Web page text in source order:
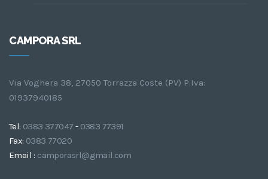
CAMPORA SRL
Via Voghera 38, 27050 Torrazza Coste (PV) P.Iva:
01937940185
Tel: 0383 377047 - 0383 77391
Fax: 0383 77020
Email : camporasrl@gmail.com